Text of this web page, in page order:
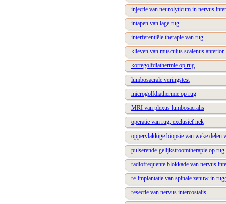
injectie van neurolyticum in nervus
intapen van lage rug
interferentiële therapie van rug
klieven van musculus scalenus anterior
kortegolfdiathermie op rug
lumbosacrale veringstest
microgolfdiathermie op rug
MRI van plexus lumbosacralis
operatie van rug, exclusief nek
oppervlakkige biopsie van weke delen
pulserende-gelijkstroomtherapie op rug
radiofrequente blokkade van nervus
re-implantatie van spinale zenuw in
resectie van nervus intercostalis